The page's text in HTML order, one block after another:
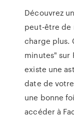
Découvrez
peut-être de
charge plus.
minutes" sur
existe une
date de
une bonne
accéder à